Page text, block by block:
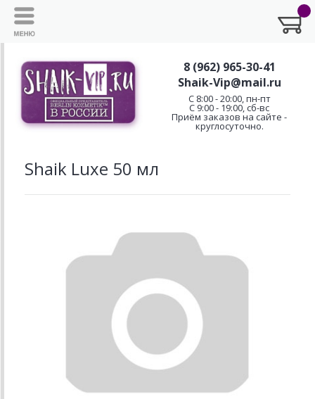
8 (962) 965-30-41
Shaik-Vip@mail.ru
C 8:00 - 20:00, пн-пт
С 9:00 - 19:00, сб-вс
Приём заказов на сайте -
круглосуточно.
Shaik Luxe 50 мл